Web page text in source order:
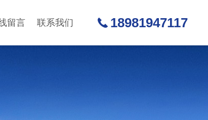
留言 联系我们 18981947117